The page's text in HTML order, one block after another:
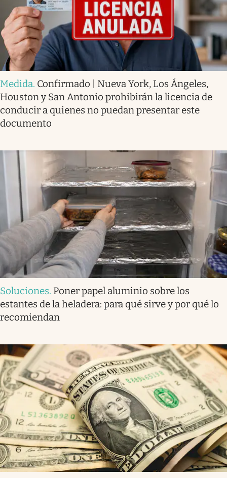
Medida. Confirmado | Nueva York, Los Ángeles,
Houston y San Antonio prohibirán la licencia de
conducir a quienes no puedan presentar este
documento
Soluciones. Poner papel aluminio sobre los
estantes de la heladera: para qué sirve y por qué lo
recomiendan